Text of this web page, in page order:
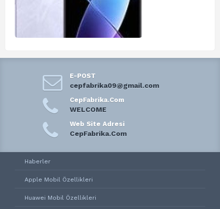
E-POST
cepfabrika09@gmail.com
CepFabrika.Com
WELCOME
Web Site Adresi
CepFabrika.Com
Haberler
Apple Mobil Özellikleri
Huawei Mobil Özellikleri